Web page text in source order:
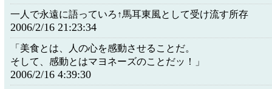
一人で永遠に語っていろ↑馬耳東風として受け流す所存
2006/2/16 21:23:34
「美食とは、人の心を感動させることだ。
そして、感動とはマヨネーズのことだッ！」
2006/2/16 4:39:30